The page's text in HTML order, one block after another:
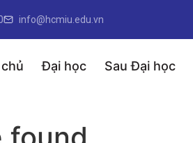
info@hcmiu.edu.vn
Đại học Sau Đại học